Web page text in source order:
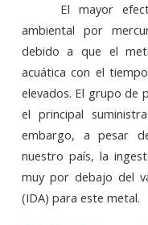
El mayor
ambiental por
debido a que el
acuática con el
elevados. El grupo de
el principal
embargo, a pesar
nuestro país, la
muy por debajo del
(IDA) para este metal.